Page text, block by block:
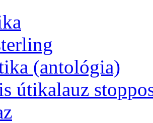
(antológia)
útikalauz